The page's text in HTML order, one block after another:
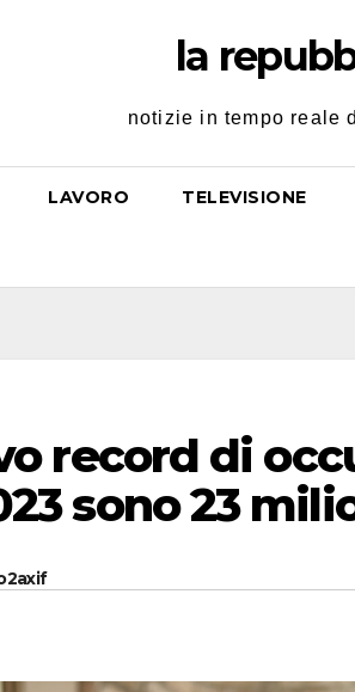
la
notizie in tempo reale
LAVORO TELEVISIONE
record di
sono 23